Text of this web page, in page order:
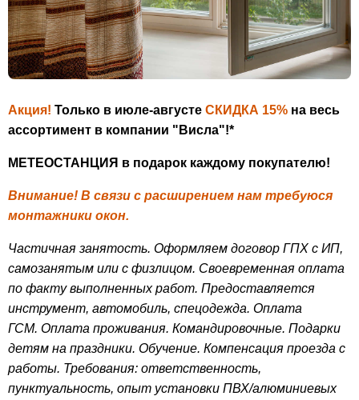
Акция! Только в июле-августе СКИДКА 15% на весь
ассортимент в компании "Висла"!*
МЕТЕОСТАНЦИЯ в подарок каждому покупателю!
Внимание! В связи с расширением нам требуюся
монтажники окон.
Частичная занятость. Оформляем договор ГПХ с ИП,
самозанятым или с физлицом. Своевременная оплата
по факту выполненных работ. Предоставляется
инструмент, автомобиль, спецодежда. Оплата
ГСМ. Оплата проживания. Командировочные. Подарки
детям на праздники. Обучение. Компенсация проезда с
работы. Требования: ответственность,
пунктуальность, опыт установки ПВХ/алюминиевых